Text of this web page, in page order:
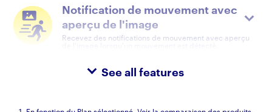
Notification de mouvement avec
aperçu de l'image
Recevez des notifications de mouvement avec aperçu
See all features